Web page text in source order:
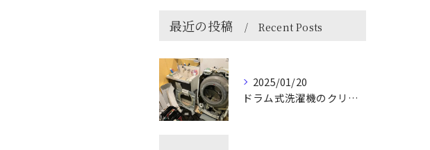
最近の投稿 Recent Posts
2025/01/20
ドラム式洗濯機のクリーニングは、お洗濯を快適に保つために非常...